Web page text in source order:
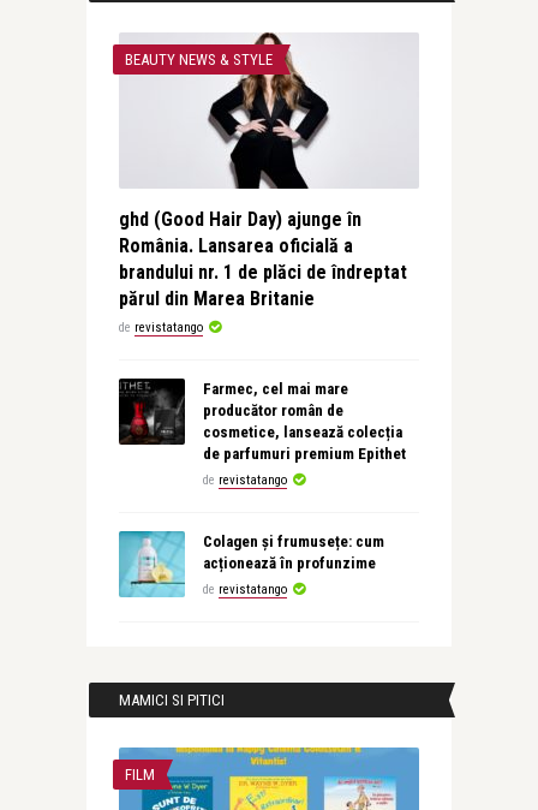
BEAUTY NEWS & STYLE
ghd (Good Hair Day) ajunge în
România. Lansarea oficială a
brandului nr. 1 de plăci de îndreptat
părul din Marea Britanie
de revistatango
Farmec, cel mai mare
producător român de
cosmetice, lansează colecția
de parfumuri premium Epithet
de revistatango
Colagen și frumusețe: cum
acționează în profunzime
de revistatango
MAMICI SI PITICI
FILM